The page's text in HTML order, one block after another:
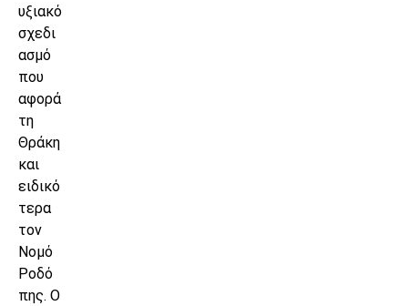
υξιακό
σχεδι
ασμό
που
αφορά
τη
Θράκη
και
ειδικό
τερα
τον
Νομό
Ροδό
πης. Ο